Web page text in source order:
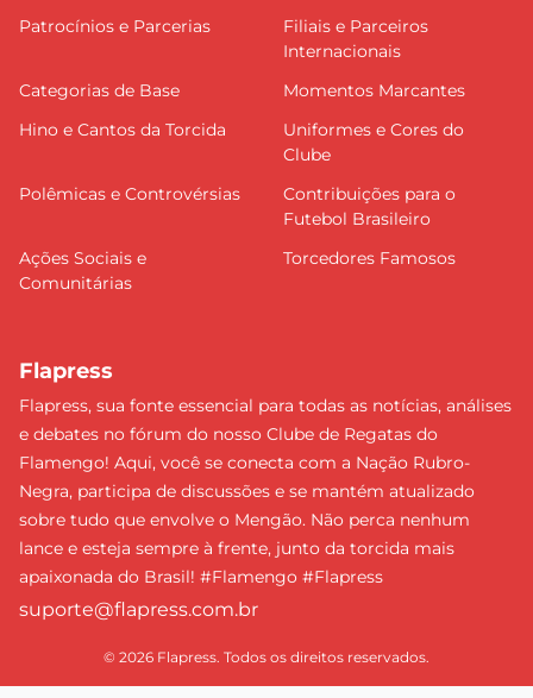
Patrocínios e Parcerias
Filiais e Parceiros
Internacionais
Categorias de Base
Momentos Marcantes
Hino e Cantos da Torcida
Uniformes e Cores do
Clube
Polêmicas e Controvérsias
Contribuições para o
Futebol Brasileiro
Ações Sociais e
Comunitárias
Torcedores Famosos
Flapress
Flapress, sua fonte essencial para todas as notícias, análises
e debates no fórum do nosso Clube de Regatas do
Flamengo! Aqui, você se conecta com a Nação Rubro-
Negra, participa de discussões e se mantém atualizado
sobre tudo que envolve o Mengão. Não perca nenhum
lance e esteja sempre à frente, junto da torcida mais
apaixonada do Brasil! #Flamengo #Flapress
suporte@flapress.com.br
© 2026 Flapress. Todos os direitos reservados.